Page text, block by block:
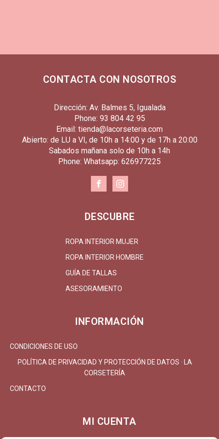
CONTACTA CON NOSOTROS
Dirección: Av. Balmes 5, Igualada
Phone: 93 804 42 95
Email: tienda@lacorseteria.com
Abierto: de LU a VI, de 10h a 14:00 y de 17h a 20:00
Sabados mañana solo de 10h a 14h
Phone: Whatsapp: 626977225
DESCUBRE
ROPA INTERIOR MUJER
ROPA INTERIOR HOMBRE
GUÍA DE TALLAS
ASESORAMIENTO
INFORMACIÓN
CONDICIONES DE USO
POLÍTICA DE PRIVACIDAD Y PROTECCIÓN DE DATOS · LA
CORSETERÍA
CONTACTO
MI CUENTA